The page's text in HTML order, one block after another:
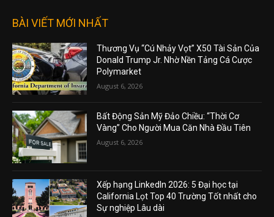
BÀI VIẾT MỚI NHẤT
Thương Vụ “Cú Nhảy Vọt” X50 Tài Sản Của
Donald Trump Jr. Nhờ Nền Tảng Cá Cược
Polymarket
August 6, 2026
Bất Động Sản Mỹ Đảo Chiều: “Thời Cơ
Vàng” Cho Người Mua Căn Nhà Đầu Tiên
August 6, 2026
Xếp hạng LinkedIn 2026: 5 Đại học tại
California Lọt Top 40 Trường Tốt nhất cho
Sự nghiệp Lâu dài